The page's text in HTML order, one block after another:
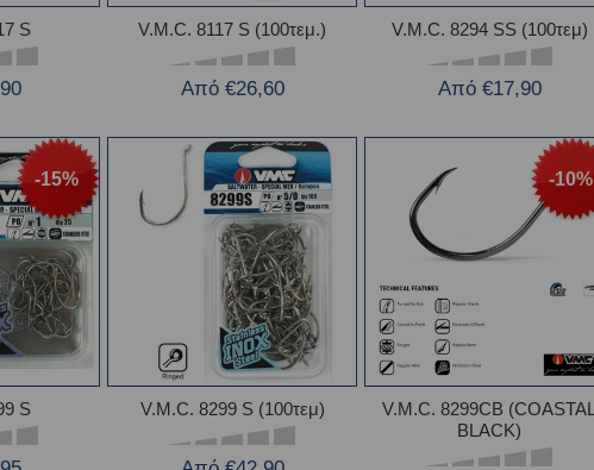
S V.M.C. 8117 S (100τεμ.)
Από €26,60
V.M.C. 8294 SS (100τεμ)
Από €17,90
-15%
S V.M.C. 8299 S (100τεμ)
-10%
V.M.C. 8299CB (COASTAL
BLACK)